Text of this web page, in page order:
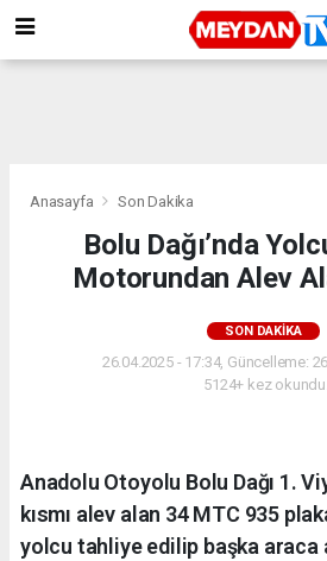
Anasayfa Son Dakika
Bolu Dağı’nda
Motorundan Alev
SON DAKIKA
26.04.2025 - 17:34, Güncelleme:
5124+ kez okundu.
Anadolu Otoyolu Bolu Dağı 1.
kısmı alev alan 34 MTC 935
yolcu tahliye edilip başka araca